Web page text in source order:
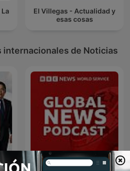
El Villegas - Actualidad y
esas cosas
internacionales de Noticias